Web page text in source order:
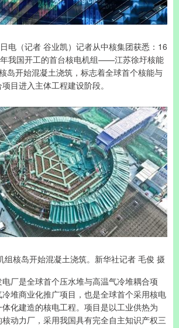
电（记者 谷业凯）记者从中核集团获悉：16
年我国开工的首台核电机组——江苏徐圩核能
岛开始混凝土浇筑，标志着全球首个核能与
目进入主体工程建设阶段。
组核岛开始混凝土浇筑。新华社记者 毛俊 摄
厂是全球首个压水堆与高温气冷堆耦合项
堆商业化推广项目，也是全球首个采用核电
化建造的核电工程。项目是以工业供热为
动力厂，采用我国具有完全自主知识产权三